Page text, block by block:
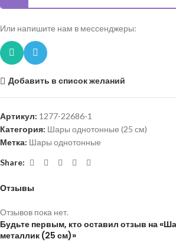
Или напишите нам в мессенджеры:
Добавить в список желаний
Артикул: 1277-22686-1
Категория: Шары однотонные (25 см)
Метка: Шары однотонные
Share:
Отзывы
Отзывов пока нет.
Будьте первым, кто оставил отзыв на
металлик (25 см)»